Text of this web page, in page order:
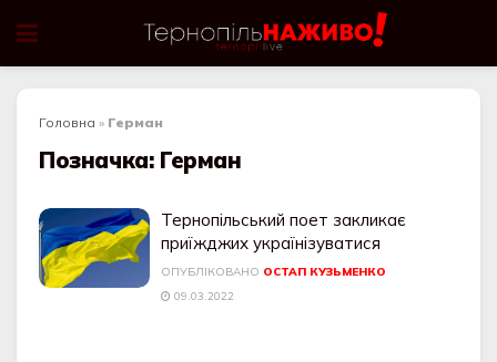
Головна » Герман
Позначка: Герман
Тернопільський поет закликає
приїжджих українізуватися
ОПУБЛІКОВАНО ОСТАП КУЗЬМЕНКО
09.03.2022